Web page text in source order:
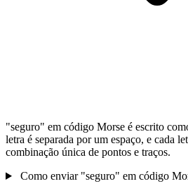
"seguro" em código Morse é escrito
letra é separada por um espaço, e cada
combinação única de pontos e traços.
Como enviar "seguro" em código